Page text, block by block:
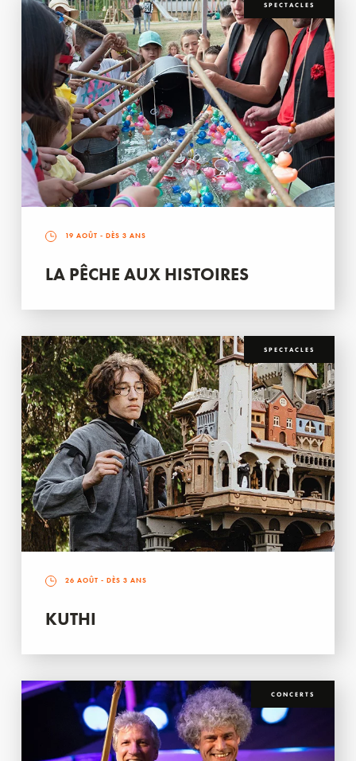
SPECTACLES
19 AOÛT - DÈS 3 ANS
LA PÊCHE AUX HISTOIRES
SPECTACLES
26 AOÛT - DÈS 3 ANS
KUTHI
CONCERTS